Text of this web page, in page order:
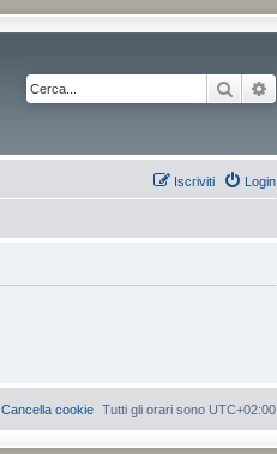
Cerca
Login
Iscriviti
Tutti gli orari sono UTC+02:00
Cancella cookie